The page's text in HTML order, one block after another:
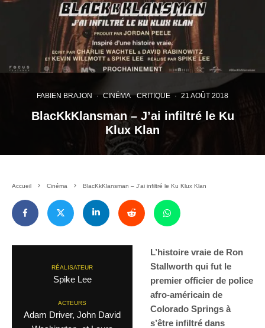
FABIEN BRAJON · CINÉMA CRITIQUE · 21 AOÛT 2018
BlacKkKlansman – J’ai infiltré le Ku
Klux Klan
Accueil Cinéma BlacKkKlansman – J’ai infiltré le Ku Klux Klan
RÉALISATEUR
Spike Lee
ACTEURS
Adam Driver, John David
L’histoire vraie de Ron
Stallworth qui fut le
premier officier de police
afro-américain de
Colorado Springs à
s’être infiltré dans